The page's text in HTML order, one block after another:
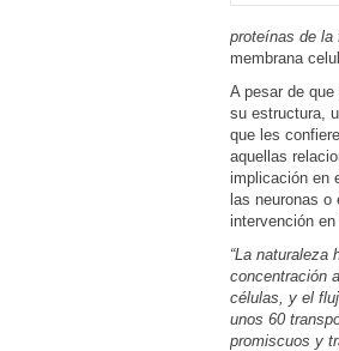
proteínas de la
membrana
A pesar de
su estructura,
que les
aquellas
implicación en
las neuronas
intervención
“La naturaleza
concentración
células, y el
unos 60
promiscuos y